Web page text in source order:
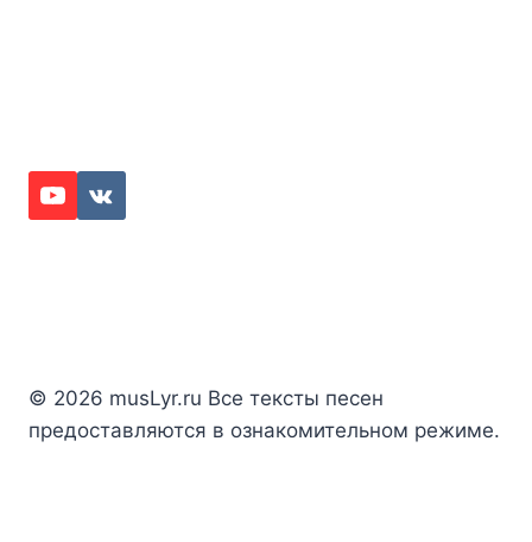
© 2026 musLyr.ru Все тексты песен
предоставляются в ознакомительном режиме.